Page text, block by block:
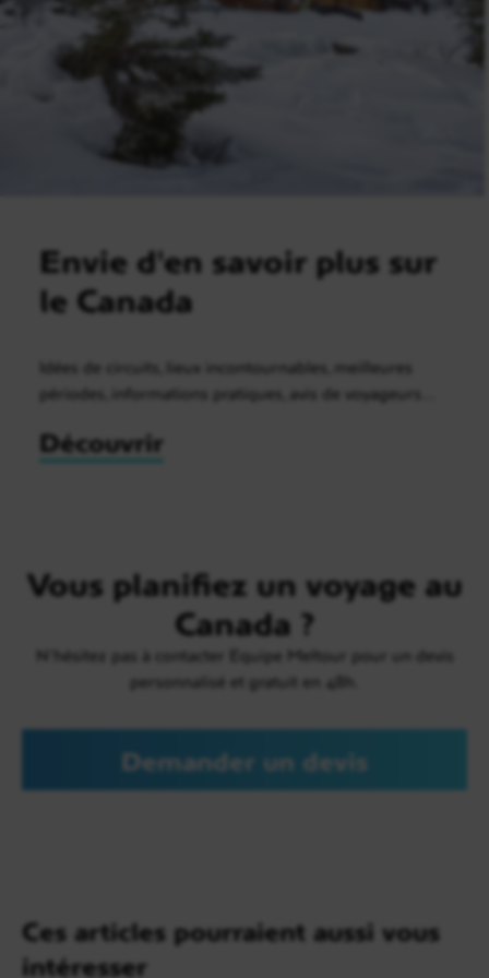
Envie d'en savoir plus sur
le Canada
Idées de circuits, lieux incontournables, meilleures
périodes, informations pratiques, avis de voyageurs…
Découvrir
Vous planifiez un voyage au
Canada ?
N'hésitez pas à contacter Equipe Meltour pour un devis
personnalisé et gratuit en 48h.
Demander un devis
Ces articles pourraient aussi vous
intéresser